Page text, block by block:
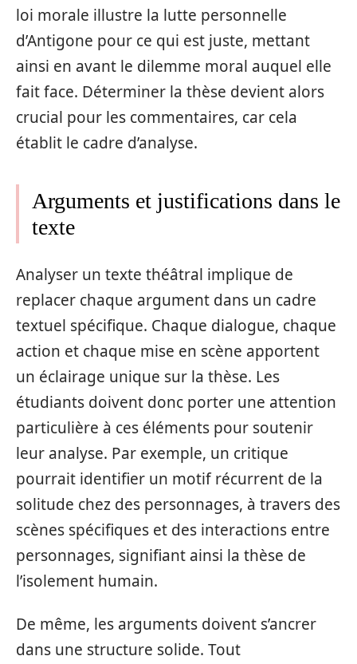
loi morale illustre la lutte personnelle
d’Antigone pour ce qui est juste, mettant
ainsi en avant le dilemme moral auquel elle
fait face. Déterminer la thèse devient alors
crucial pour les commentaires, car cela
établit le cadre d’analyse.
Arguments et justifications dans le
texte
Analyser un texte théâtral implique de
replacer chaque argument dans un cadre
textuel spécifique. Chaque dialogue, chaque
action et chaque mise en scène apportent
un éclairage unique sur la thèse. Les
étudiants doivent donc porter une attention
particulière à ces éléments pour soutenir
leur analyse. Par exemple, un critique
pourrait identifier un motif récurrent de la
solitude chez des personnages, à travers des
scènes spécifiques et des interactions entre
personnages, signifiant ainsi la thèse de
l’isolement humain.
De même, les arguments doivent s’ancrer
dans une structure solide. Tout